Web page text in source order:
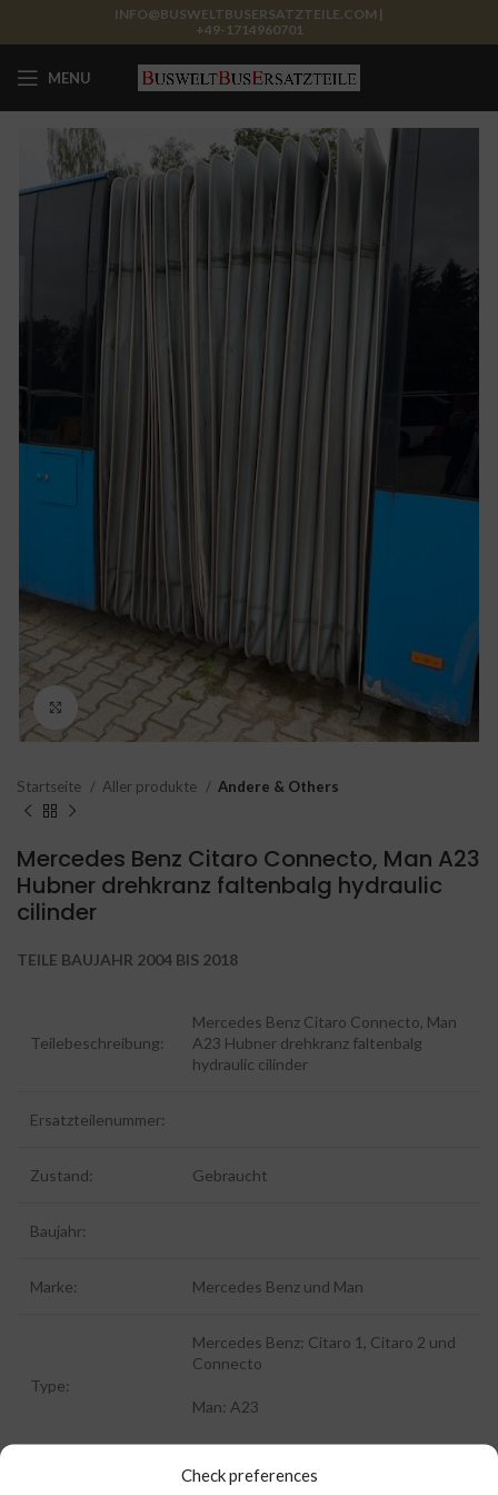
Check preferences
INFO@BUSWELTBUSERSATZTEILE.COM |
+49-1714960701
MENU
Click to enlarge
Startseite Aller produkte Andere & Others
Mercedes Benz Citaro Connecto, Man A23
Hubner drehkranz faltenbalg hydraulic
cilinder
TEILE BAUJAHR 2004 BIS 2018
Teilebeschreibung:
Mercedes Benz Citaro Connecto, Man
A23 Hubner drehkranz faltenbalg
hydraulic cilinder
Ersatzteilenummer:
Zustand: Gebraucht
Baujahr:
Marke: Mercedes Benz und Man
Type:
Mercedes Benz: Citaro 1, Citaro 2 und
Connecto
Man: A23